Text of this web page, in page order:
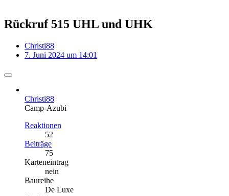
Rückruf 515 UHL und UHK
Christi88
7. Juni 2024 um 14:01
Christi88
Camp-Azubi
Reaktionen
52
Beiträge
75
Karteneintrag
nein
Baureihe
De Luxe